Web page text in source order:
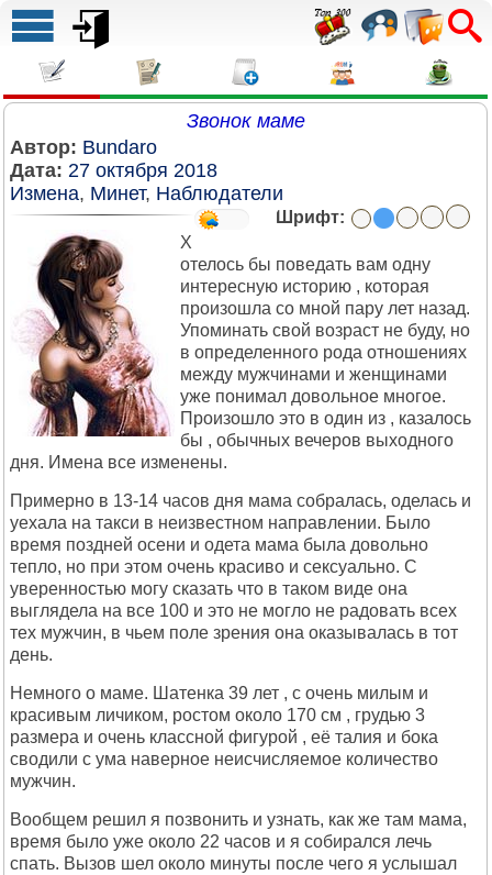
Звонок маме
Автор: Bundaro
Дата: 27 октября 2018
Измена, Минет, Наблюдатели
Шрифт:
Х
отелось бы поведать вам одну
интересную историю , которая
произошла со мной пару лет назад.
Упоминать свой возраст не буду, но
в определенного рода отношениях
между мужчинами и женщинами
уже понимал довольное многое.
Произошло это в один из , казалось
бы , обычных вечеров выходного
дня. Имена все изменены.
Примерно в 13-14 часов дня мама собралась, оделась и
уехала на такси в неизвестном направлении. Было
время поздней осени и одета мама была довольно
тепло, но при этом очень красиво и сексуально. С
уверенностью могу сказать что в таком виде она
выглядела на все 100 и это не могло не радовать всех
тех мужчин, в чьем поле зрения она оказывалась в тот
день.
Немного о маме. Шатенка 39 лет , с очень милым и
красивым личиком, ростом около 170 см , грудью 3
размера и очень классной фигурой , её талия и бока
сводили с ума наверное неисчисляемое количество
мужчин.
Вообщем решил я позвонить и узнать, как же там мама,
время было уже около 22 часов и я собирался лечь
спать. Вызов шел около минуты после чего я услышал